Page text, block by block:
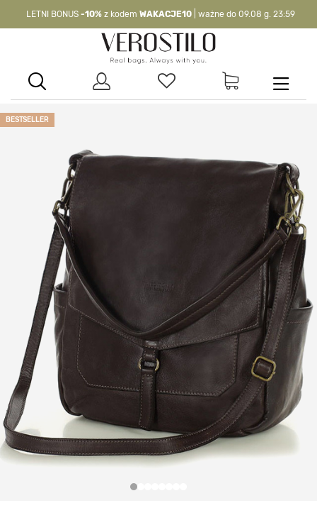
LETNI BONUS -10% z kodem WAKACJE10 | ważne do 09.08 g. 23:59
WAKACJE10| nie dotyczy produktów z flagą OKAZJA >
BESTSELLER